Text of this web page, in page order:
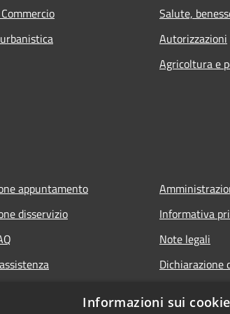
Salute,
Autorizzazioni
Agricoltura e
appuntamento
disservizio
Informativa
Note legali
Dichiarazione
Informazioni sui cookie